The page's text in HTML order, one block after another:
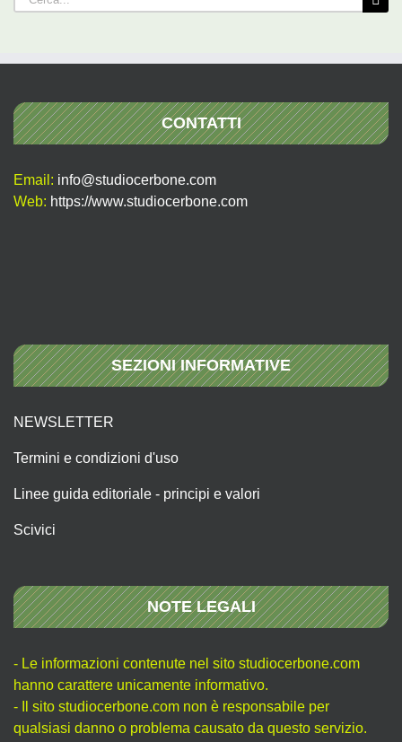
per:
CONTATTI
Email: info@studiocerbone.com
Web: https://www.studiocerbone.com
SEZIONI INFORMATIVE
NEWSLETTER
Termini e condizioni d'uso
Linee guida editoriale - principi e valori
Scivici
NOTE LEGALI
- Le informazioni contenute nel sito studiocerbone.com
hanno carattere unicamente informativo.
- Il sito studiocerbone.com non è responsabile per
qualsiasi danno o problema causato da questo servizio.